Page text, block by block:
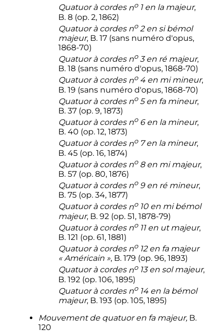
Quatuor à cordes no 1en la majeur,
B. 8 (op. 2, 1862)
Quatuor à cordes no 2en si bémol
majeur, B. 17 (sans numéro d'opus,
1868-70)
Quatuor à cordes no 3en ré majeur,
B. 18 (sans numéro d'opus, 1868-70)
Quatuor à cordes no 4en mi mineur,
B. 19 (sans numéro d'opus, 1868-70)
Quatuor à cordes no 5en fa mineur,
B. 37 (op. 9, 1873)
Quatuor à cordes no 6en la mineur,
B. 40 (op. 12, 1873)
Quatuor à cordes no 7en la mineur,
B. 45 (op. 16, 1874)
Quatuor à cordes no 8en mi majeur,
B. 57 (op. 80, 1876)
Quatuor à cordes no 9en ré mineur,
B. 75 (op. 34, 1877)
Quatuor à cordes no 10en mi bémol
majeur, B. 92 (op. 51, 1878-79)
Quatuor à cordes no 11en ut majeur,
B. 121 (op. 61, 1881)
Quatuor à cordes no 12en fa majeur
« Américain », B. 179 (op. 96, 1893)
Quatuor à cordes no 13en sol majeur,
B. 192 (op. 106, 1895)
Quatuor à cordes no 14en la bémol
majeur, B. 193 (op. 105, 1895)
Mouvement de quatuor en fa majeur,B.
120